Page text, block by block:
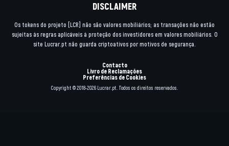
DISCLAIMER
Os tokens do projeto [LCR] não são valores mobiliários; as transações não estão
sujeitas às regras aplicáveis à proteção dos investidores em valores mobiliários. O
site Lucrar.pt não guarda criptoativos por motivos de segurança.
Contacto
Livro de Reclamações
Preferências de Cookies
Copyright © 2018-2026 Lucrar.pt. Todos os direitos reservados.